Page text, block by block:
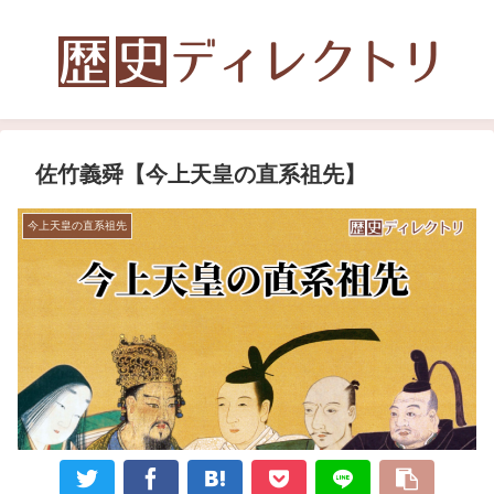
佐竹義舜【今上天皇の直系祖先】
今上天皇の直系祖先